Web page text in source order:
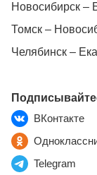
Новосибирск –
Томск –
Челябинск –
ВКонтакте
Telegram